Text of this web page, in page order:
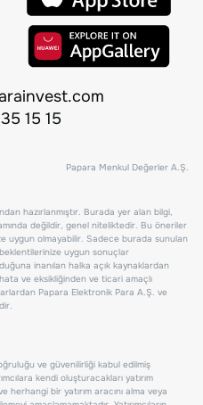
15 15
Papara Menkul Değerler A.Ş.
hazırlanmıştır. Burada yer alan bilgi,
değildir, genel niteliktedir. Bu öneriler
uygun olmayabilir. Sadece burada sunulan
beklentilerinize uygun sonuçlar
inanılan halka açık kaynaklardan
ve eksikliğinden ve ticari amaçlı
Papara Elektronik Para A.Ş. ve
ve güvenilirliği kabul edilmiş
kendi oluşturacakları yatırım
herhangi bir yatırım aracını alma veya